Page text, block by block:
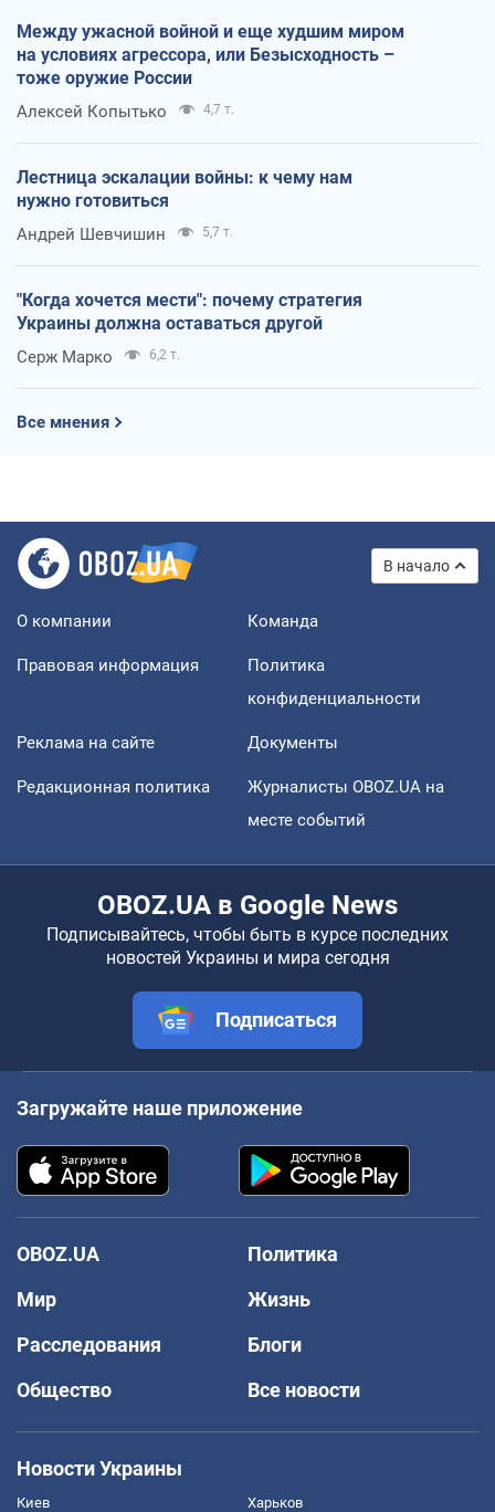
Между ужасной войной и еще худшим миром
на условиях агрессора, или Безысходность –
тоже оружие России
Алексей Копытько 4,7 т.
Лестница эскалации войны: к чему нам
нужно готовиться
Андрей Шевчишин 5,7 т.
"Когда хочется мести": почему стратегия
Украины должна оставаться другой
Серж Марко 6,2 т.
Все мнения
В начало
О компании Команда
Правовая информация
Политика
конфиденциальности
Реклама на сайте Документы
Редакционная политика
Журналисты OBOZ.UA на
месте событий
OBOZ.UA в Google News
Подписывайтесь, чтобы быть в курсе последних
новостей Украины и мира сегодня
Подписаться
Загружайте наше приложение
OBOZ.UA
Политика
Мир
Жизнь
Расследования
Блоги
Общество
Все новости
Новости Украины
Киев Харьков